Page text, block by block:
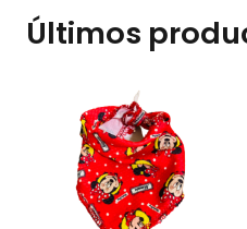
Últimos